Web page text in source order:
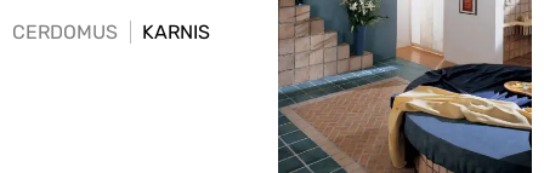
CERDOMUS KARNIS